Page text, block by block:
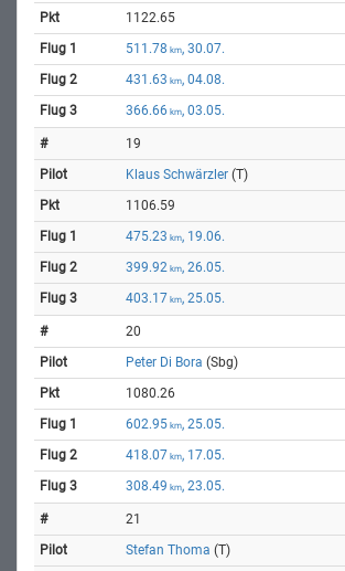
1122.65
511.78 km, 30.07.
431.63 km, 04.08.
366.66 km, 03.05.
19
Klaus Schwärzler (T)
1106.59
475.23 km, 19.06.
399.92 km, 26.05.
403.17 km, 25.05.
20
Peter Di Bora (Sbg)
1080.26
602.95 km, 25.05.
418.07 km, 17.05.
308.49 km, 23.05.
21
Stefan Thoma (T)